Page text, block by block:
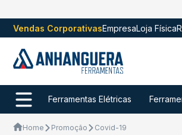
Vendas CorporativasEmpresaLoja Física
Ferramentas Elétricas
Home Promoção Covid-19